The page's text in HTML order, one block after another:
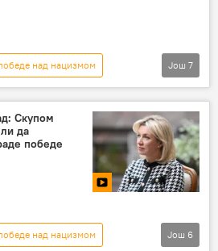
над нацизмом
Русија – политика
пук
Још 7
Скупом
да
победе
над нацизмом
Још 6